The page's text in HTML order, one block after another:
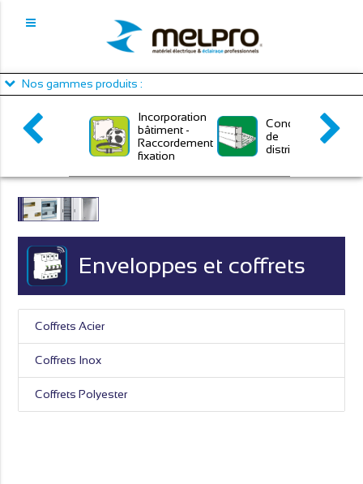
Nos gammes produits :
Incorporation
bâtiment -
Raccordement
fixation
Conduits
de
distribution
Enveloppes et coffrets
Coffrets Acier
Coffrets Inox
Coffrets Polyester